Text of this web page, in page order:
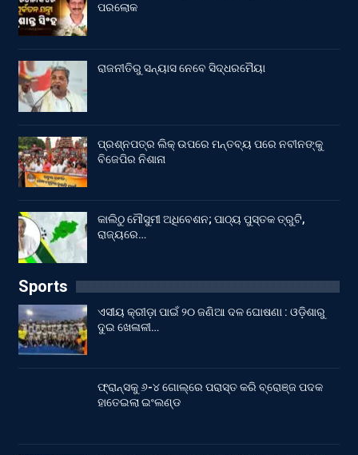
ପରଲୋକ
ରାଜନୀତିରୁ ସନ୍ୟାସ ନେବେ ସିଦ୍ଧରମୈୟା
ପ୍ରଶ୍ନପତ୍ର ଲିକ୍ ଉପରେ ମନ୍ତବ୍ୟ ପରେ ନବୀନଙ୍କୁ
ବିଜେପିର ନିଶାନା
କାଲିଠୁ ମୌସୁମୀ ଅଧିବେଶନ; ପାଠ୍ୟ ପୁସ୍ତକ ତ୍ରୁଟି,
ରାଜ୍ୟରେ…
Sports
ଏସୀୟ କ୍ରୀଡ଼ା ପାଇଁ ୨୦ ଜଣିଆ ଦଳ ଘୋଷଣା : ଓଡ଼ିଶାରୁ
ଦୁଇ ଖେଳାଳୀ…
ଫ୍ରାନ୍ସକୁ ୬-୪ ଗୋଲ୍‌ରେ ପରାସ୍ତ କରି ବ୍ରୋଞ୍ଜ ପଦକ
ହାତେଇଲା ଇଂଲଣ୍ଡ